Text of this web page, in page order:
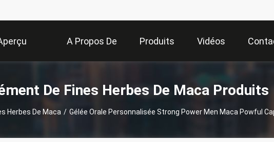
A Propos De
Nous
Produits Vidéos
De Fines Herbes De Maca Produits
Herbes De Maca / Gélée Orale Personnalisée Strong Power Men Maca Powful